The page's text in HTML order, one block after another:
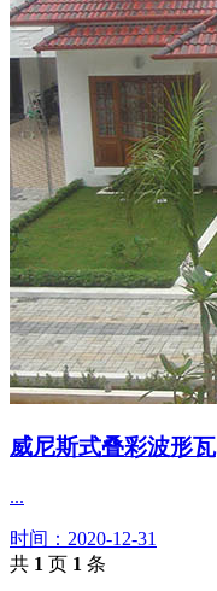
威尼斯式叠彩波形瓦
...
时间：2020-12-31
共 1 页 1 条